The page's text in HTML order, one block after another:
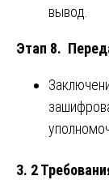
вывод.
Этап 8.
3. 2